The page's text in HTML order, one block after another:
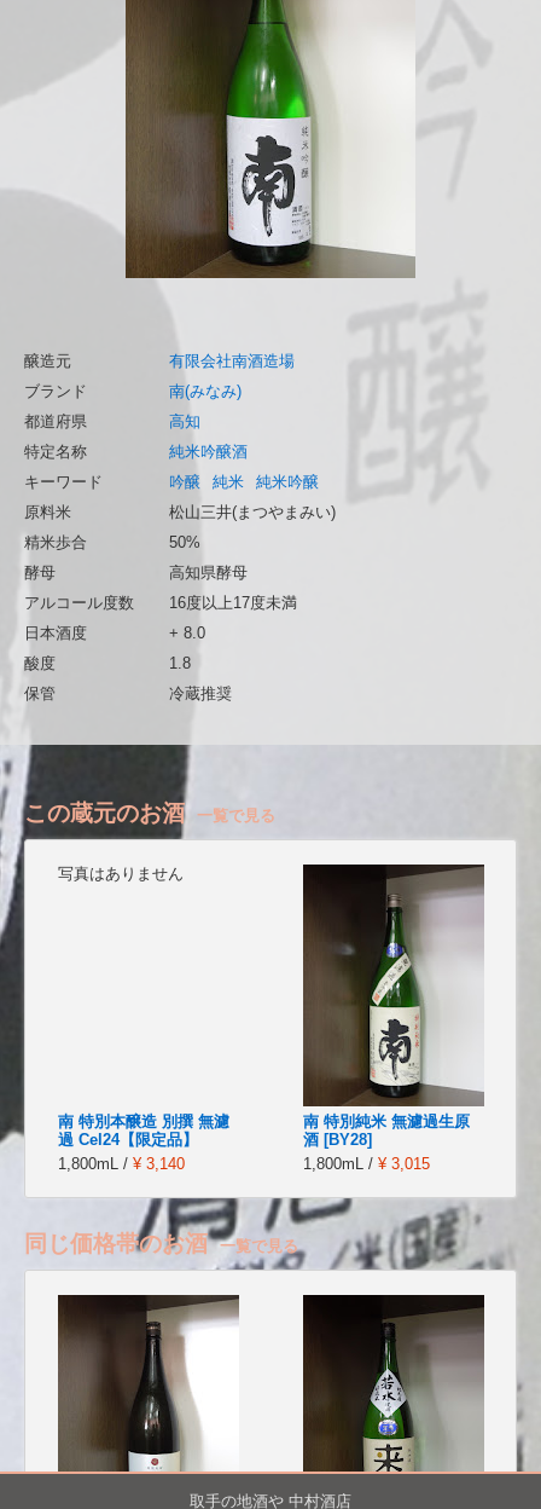
醸造元
有限会社南酒造場
ブランド
南(みなみ)
都道府県
高知
特定名称
純米吟醸酒
キーワード
吟醸 純米
純米吟醸
原料米
松山三井(まつやまみい)
精米歩合
50%
酵母
高知県酵母
アルコール度数
16度以上17度未満
日本酒度
+ 8.0
酸度
1.8
保管
冷蔵推奨
この蔵元のお酒 一覧で見る
写真はありません
南 特別本醸造 別撰 無濾
過 Cel24【限定品】
1,800mL / ¥ 3,140
南 特別純米 無濾過生原
酒 [BY28]
1,800mL / ¥ 3,015
同じ価格帯のお酒 一覧で見る
取手の地酒や 中村酒店